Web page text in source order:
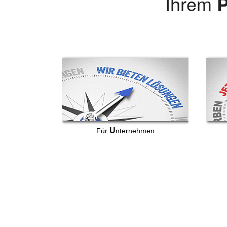
Für Unternehmen